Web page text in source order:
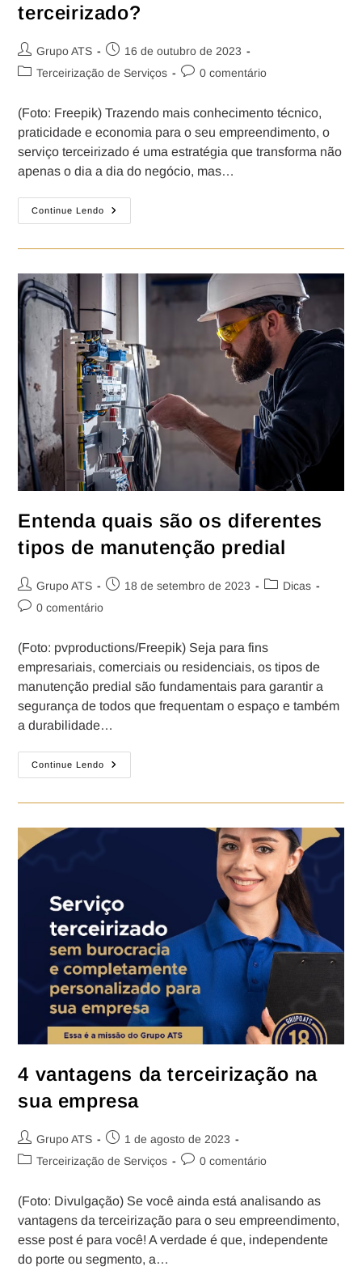
terceirizado?
Grupo ATS
16 de outubro de 2023
Terceirização de Serviços
0 comentário
(Foto: Freepik) Trazendo mais conhecimento técnico,
praticidade e economia para o seu empreendimento, o
serviço terceirizado é uma estratégia que transforma não
apenas o dia a dia do negócio, mas…
Continue Lendo
Entenda quais são os diferentes
tipos de manutenção predial
Grupo ATS 18 de setembro de 2023
Dicas
0 comentário
(Foto: pvproductions/Freepik) Seja para fins
empresariais, comerciais ou residenciais, os tipos de
manutenção predial são fundamentais para garantir a
segurança de todos que frequentam o espaço e também
a durabilidade…
Continue Lendo
4 vantagens da terceirização na
sua empresa
Grupo ATS
1 de agosto de 2023
Terceirização de Serviços
0 comentário
(Foto: Divulgação) Se você ainda está analisando as
vantagens da terceirização para o seu empreendimento,
esse post é para você! A verdade é que, independente
do porte ou segmento, a…